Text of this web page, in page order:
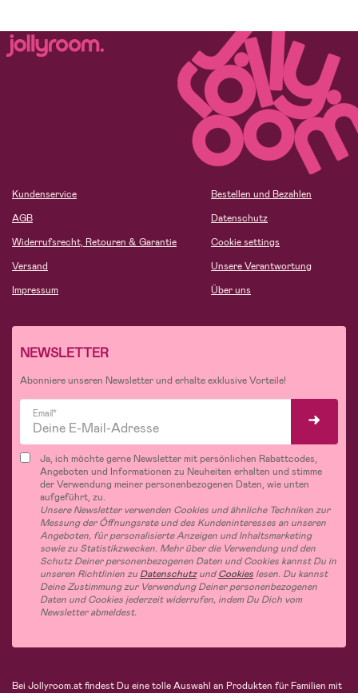
Kundenservice
AGB
Widerrufsrecht, Retouren & Garantie
Versand
Impressum
Bestellen und Bezahlen
Datenschutz
Cookie settings
Unsere Verantwortung
Über uns
NEWSLETTER
Abonniere unseren Newsletter und erhalte exklusive Vorteile!
Email*
Ja, ich möchte gerne Newsletter mit persönlichen Rabattcodes,
Angeboten und Informationen zu Neuheiten erhalten und stimme
der Verwendung meiner personenbezogenen Daten, wie unten
aufgeführt, zu.
Unsere Newsletter verwenden Cookies und ähnliche Techniken zur
Messung der Öffnungsrate und des Kundeninteresses an unseren
Angeboten, für personalisierte Anzeigen und Inhaltsmarketing
sowie zu Statistikzwecken. Mehr über die Verwendung und den
Schutz Deiner personenbezogenen Daten und Cookies kannst Du in
unseren Richtlinien zu DatenschutzundCookies lesen. Du kannst
Deine Zustimmung zur Verwendung Deiner personenbezogenen
Daten und Cookies jederzeit widerrufen, indem Du Dich vom
Newsletter abmeldest.
Bei Jollyroom.at findest Du eine tolle Auswahl an Produkten für Familien mit